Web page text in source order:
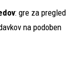
: gre za pregled
na podoben